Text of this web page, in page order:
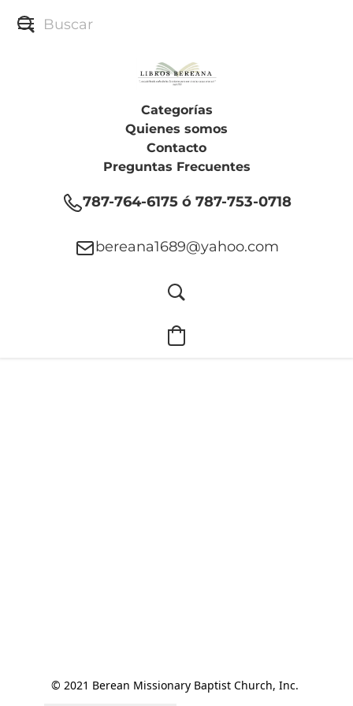
Categorías
Quienes somos
Contacto
Preguntas Frecuentes
787-764-6175 ó 787-753-0718
bereana1689@yahoo.com
© 2021 Berean Missionary Baptist Church, Inc.